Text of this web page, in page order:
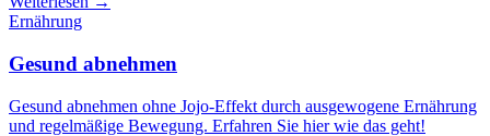
Ernährung
Gesund abnehmen
Gesund abnehmen ohne Jojo-Effekt durch ausgewogene Ernährung
und regelmäßige Bewegung. Erfahren Sie hier wie das geht!